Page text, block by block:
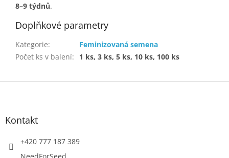
8–9 týdnů.
Doplňkové parametry
Kategorie:
Feminizovaná semena
Počet ks v balení: 1 ks, 3 ks, 5 ks, 10 ks, 100 ks
Z
Kontakt
+420 777 187 389